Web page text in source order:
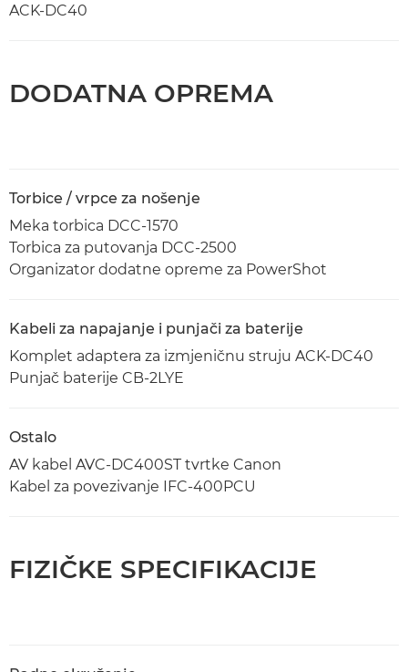
ACK-DC40
DODATNA OPREMA
Torbice / vrpce za nošenje
Meka torbica DCC-1570
Torbica za putovanja DCC-2500
Organizator dodatne opreme za PowerShot
Kabeli za napajanje i punjači za baterije
Komplet adaptera za izmjeničnu struju ACK-DC40
Punjač baterije CB-2LYE
Ostalo
AV kabel AVC-DC400ST tvrtke Canon
Kabel za povezivanje IFC-400PCU
FIZIČKE SPECIFIKACIJE